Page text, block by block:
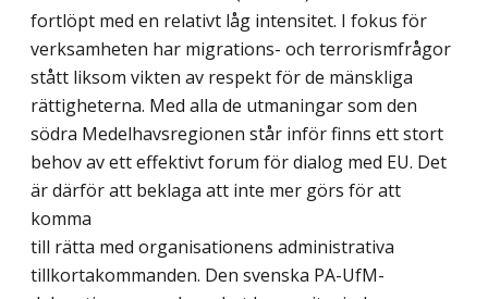
fortlöpt med en relativt låg intensitet. I fokus för
verksamheten har migrations- och terrorismfrågor
stått liksom vikten av respekt för de mänskliga
rättigheterna. Med alla de utmaningar som den
södra Medelhavsregionen står inför finns ett stort
behov av ett effektivt forum för dialog med EU. Det
är därför att beklaga att inte mer görs för att
komma
till rätta med organisationens administrativa
tillkortakommanden. Den svenska PA-UfM-